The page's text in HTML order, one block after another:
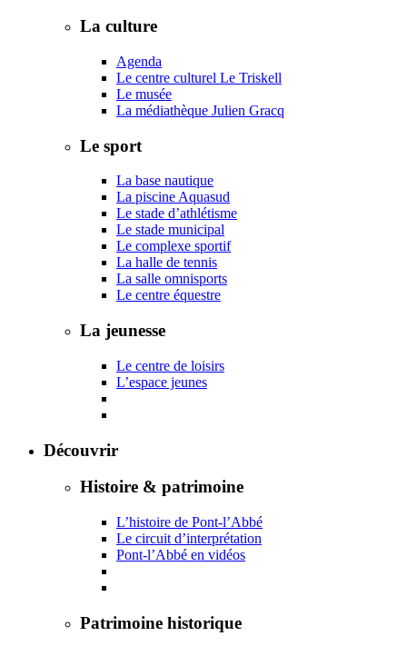
La culture
Agenda
Le centre culturel Le Triskell
Le musée
La médiathèque Julien Gracq
Le sport
La base nautique
La piscine Aquasud
Le stade d’athlétisme
Le stade municipal
Le complexe sportif
La halle de tennis
La salle omnisports
Le centre équestre
La jeunesse
Le centre de loisirs
L’espace jeunes
Découvrir
Histoire & patrimoine
L’histoire de Pont-l’Abbé
Le circuit d’interprétation
Pont-l’Abbé en vidéos
Patrimoine historique